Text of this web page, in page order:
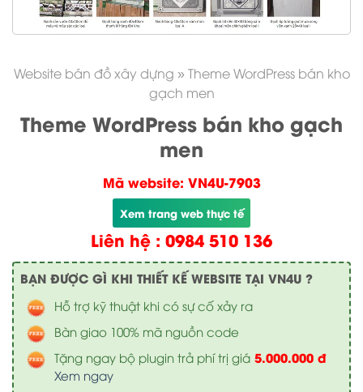
Website bán đồ xây dựng » Theme WordPress bán kho
gạch men
Theme WordPress bán kho gạch
men
Mã website: VN4U-7903
Xem trang web thực tế
Liên hệ : 0984 510 136
BẠN ĐƯỢC GÌ KHI THIẾT KẾ WEBSITE TẠI VN4U ?
Hỗ trợ kỹ thuật khi có sự cố xảy ra
Bàn giao 100% mã nguồn code
Tặng ngay bộ plugin trả phí trị giá 5.000.000 đ
Xem ngay